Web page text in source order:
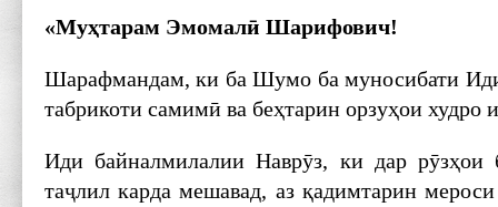
«Муҳтарам Эмомалӣ Шарифович!
Шарафмандам, ки ба Шумо ба муносибати
табрикоти самимӣ ва беҳтарин орзуҳои худро
Иди байналмилалии Наврӯз, ки дар рӯзҳои
таҷлил карда мешавад, аз қадимтарин